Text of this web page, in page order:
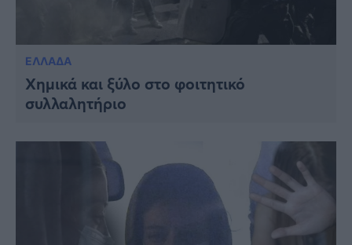
ΕΛΛΑΔΑ
Χημικά και ξύλο στο φοιτητικό
συλλαλητήριο